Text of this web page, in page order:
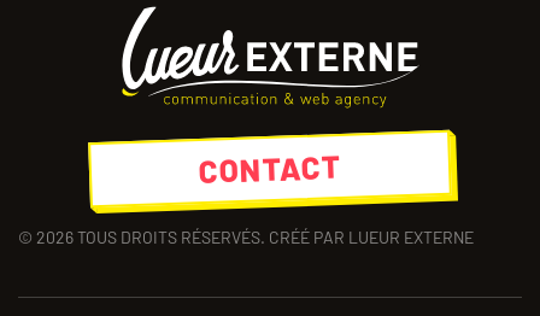
CONTACT
© 2026TOUS DROITS RÉSERVÉS. CRÉÉ PAR LUEUR EXTERNE